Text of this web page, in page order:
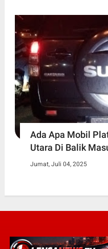
Ada Apa Mobil
Utara Di Balik
Jumat, Juli 04, 2025